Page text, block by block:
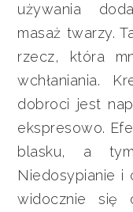
używania
masaż twarzy.
rzecz, która
wchłaniania.
dobroci jest
ekspresowo.
blasku, a
Niedosypianie i
widocznie się